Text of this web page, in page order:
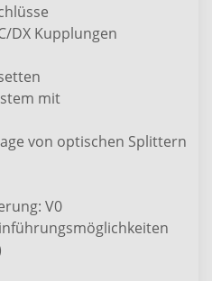
DX Kupplungen
mit
von optischen Splittern
V0